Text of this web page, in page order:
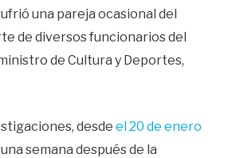
una pareja ocasional del
de diversos funcionarios del
de Cultura y Deportes,
desde el 20 de enero
semana después de la